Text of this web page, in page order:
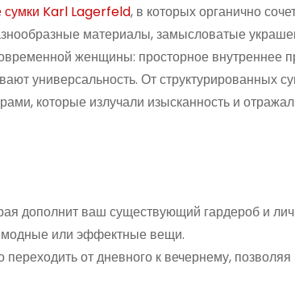
сумки Karl Lagerfeld, в которых органично
материалы, замысловатые
женщины: просторное внутреннее
универсальность. От структурированных
которые излучали изысканность и
дополнит ваш существующий гардероб и
модные или эффектные вещи.
от дневного к вечернему,